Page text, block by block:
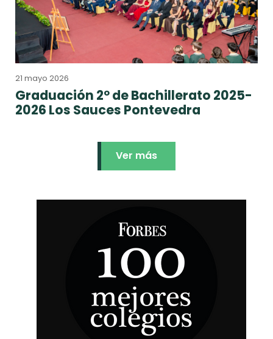
21 mayo 2026
Graduación 2º de Bachillerato 2025-
2026 Los Sauces Pontevedra
Ver más